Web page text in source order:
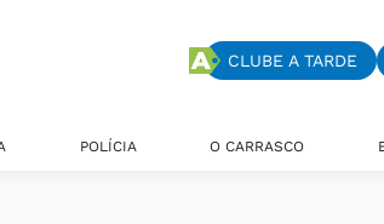
CLUBE A TARDE
POLÍCIA O CARRASCO